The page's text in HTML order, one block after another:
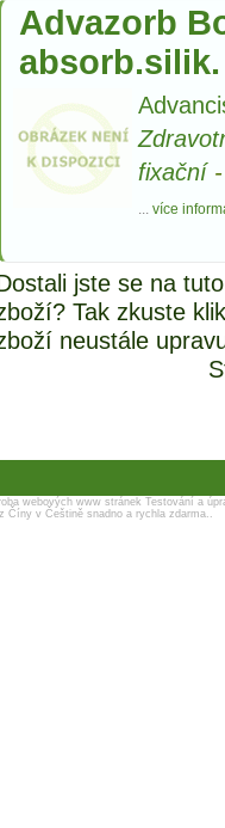
Advazorb
fixační
... více
jste se na
Tak zkuste
neustále
webových www stránek Testování a
Číny v Češtině snadno a rychla zdarma..